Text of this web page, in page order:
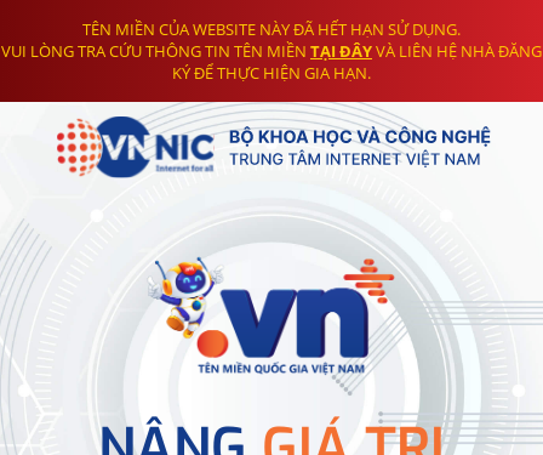
TÊN MIỀN CỦA WEBSITE NÀY ĐÃ HẾT HẠN SỬ DỤNG.
VUI LÒNG TRA CỨU THÔNG TIN TÊN MIỀN TẠI ĐÂYVÀ LIÊN HỆ NHÀ ĐĂNG
KÝ ĐỂ THỰC HIỆN GIA HẠN.